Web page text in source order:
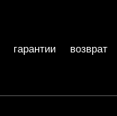
гарантии возврат